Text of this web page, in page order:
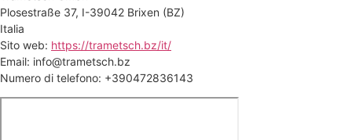
Plosestraße 37, I-39042 Brixen (BZ)
Italia
Sito web: https://trametsch.bz/it/
Email: info@trametsch.bz
Numero di telefono: +390472836143